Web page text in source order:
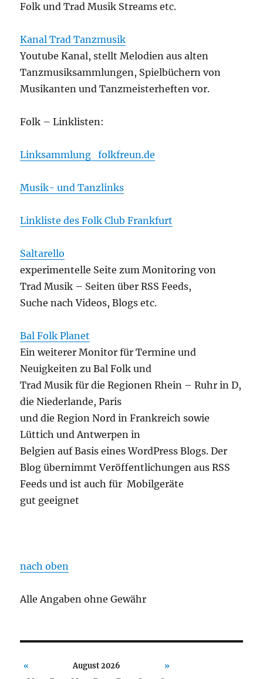
Folk und Trad Musik Streams etc.
Kanal Trad Tanzmusik
Youtube Kanal, stellt Melodien aus alten
Tanzmusiksammlungen, Spielbüchern von
Musikanten und Tanzmeisterheften vor.
Folk – Linklisten:
Linksammlung folkfreun.de
Musik- und Tanzlinks
Linkliste des Folk Club Frankfurt
Saltarello
experimentelle Seite zum Monitoring von
Trad Musik – Seiten über RSS Feeds,
Suche nach Videos, Blogs etc.
Bal Folk Planet
Ein weiterer Monitor für Termine und
Neuigkeiten zu Bal Folk und
Trad Musik für die Regionen Rhein – Ruhr in D,
die Niederlande, Paris
und die Region Nord in Frankreich sowie
Lüttich und Antwerpen in
Belgien auf Basis eines WordPress Blogs. Der
Blog übernimmt Veröffentlichungen aus RSS
Feeds und ist auch für Mobilgeräte
gut geeignet
nach oben
Alle Angaben ohne Gewähr
« August 2026
»